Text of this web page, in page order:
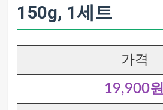
150g, 1세트
가격
19,900원